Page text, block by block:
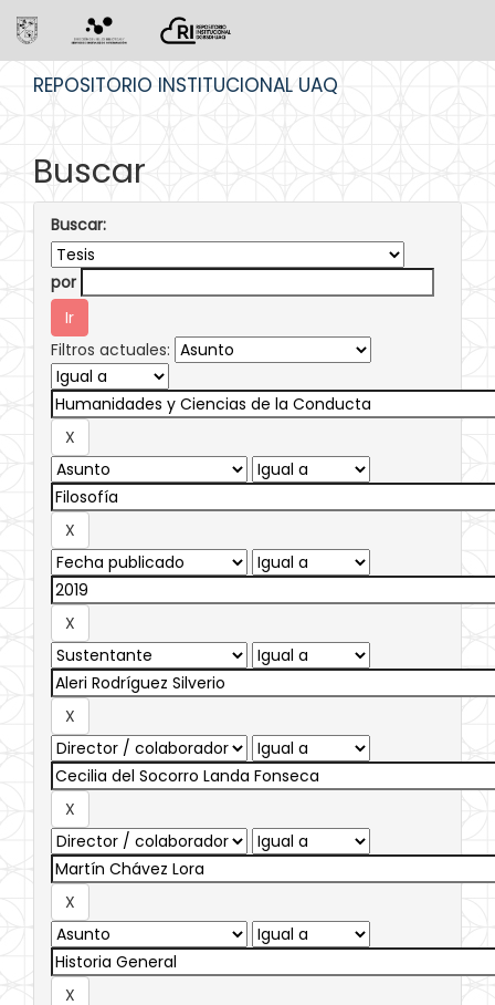
REPOSITORIO INSTITUCIONAL UAQ
Buscar
Buscar:
por
Filtros actuales: